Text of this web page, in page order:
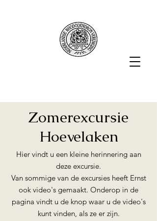
Zomerexcursie
Hoevelaken
Hier vindt u een kleine herinnering aan
deze excursie.
Van sommige van de excursies heeft Ernst
ook video's gemaakt. Onderop in de
pagina vindt u de knop waar u de video's
kunt vinden, als ze er zijn.